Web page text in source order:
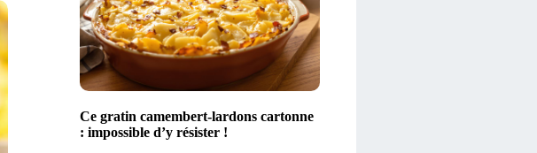
Ce gratin camembert-lardons cartonne
: impossible d’y résister !